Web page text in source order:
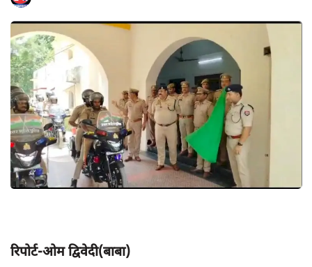
Terms & Conditions
रोजगार समाचार
About US
Privacy Policy
App verify
समस्या
Covid-19
अपराध
स्वास्थ्य
रिपोर्ट-ओम द्विवेदी(बाबा)